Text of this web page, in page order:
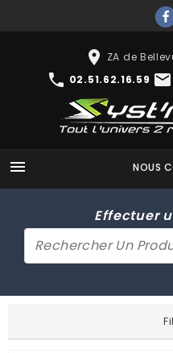
place ZA de
phone 02.51.62.16.59 mail
 NOUS
Effectuer